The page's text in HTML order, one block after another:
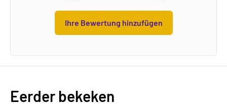
Ihre Bewertung hinzufügen
Eerder bekeken